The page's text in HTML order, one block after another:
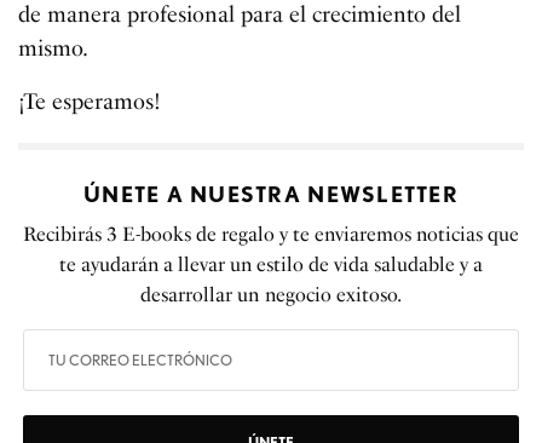
de manera profesional para el crecimiento del
mismo.
¡Te esperamos!
ÚNETE A NUESTRA NEWSLETTER
Recibirás 3 E-books de regalo y te enviaremos noticias que
te ayudarán a llevar un estilo de vida saludable y a
desarrollar un negocio exitoso.